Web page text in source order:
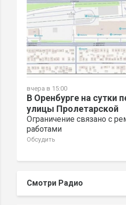
вчера в 15:00
В Оренбурге на сутки
улицы Пролетарской
Ограничение связано с
работами
Обсудить
Смотри Радио